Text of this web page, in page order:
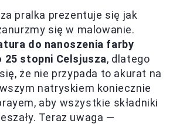
pralka prezentuje się jak
się w malowanie.
do nanoszenia farby
25 stopni Celsjusza, dlatego
że nie przypada to akurat na
natryskiem koniecznie
aby wszystkie składniki
Teraz uwaga —